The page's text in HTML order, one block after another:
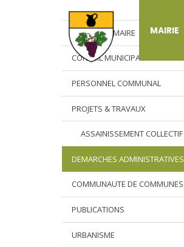
MAIRIE
L’EDITO DU MAIRE
CONSEIL MUNICIPAL
PERSONNEL COMMUNAL
PROJETS & TRAVAUX
ASSAINISSEMENT COLLECTIF
DEMARCHES ADMINISTRATIVES
COMMUNAUTE DE COMMUNES
PUBLICATIONS
URBANISME